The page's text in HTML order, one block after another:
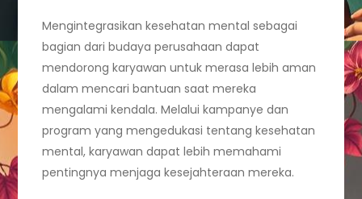
Mengintegrasikan kesehatan mental sebagai
bagian dari budaya perusahaan dapat
mendorong karyawan untuk merasa lebih aman
dalam mencari bantuan saat mereka
mengalami kendala. Melalui kampanye dan
program yang mengedukasi tentang kesehatan
mental, karyawan dapat lebih memahami
pentingnya menjaga kesejahteraan mereka.